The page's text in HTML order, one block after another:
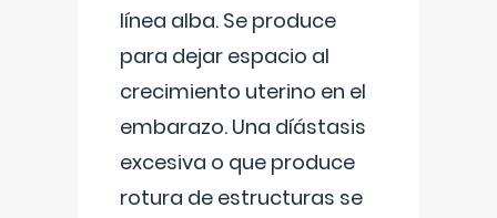
línea alba. Se produce
para dejar espacio al
crecimiento uterino en el
embarazo. Una díástasis
excesiva o que produce
rotura de estructuras se